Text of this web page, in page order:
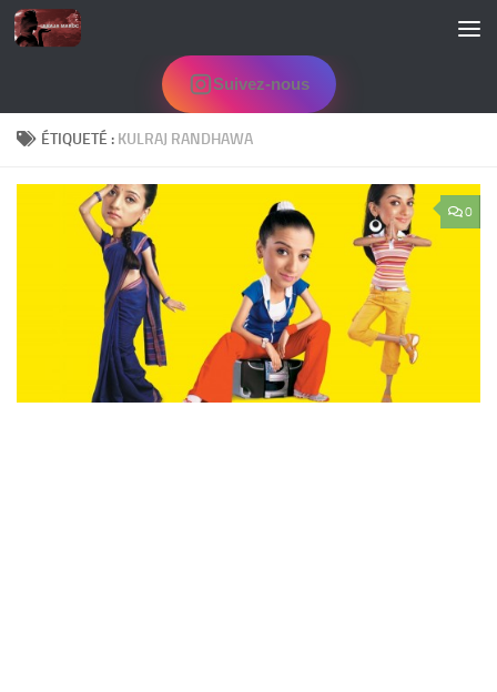
Skip to content
Suivez-nous
ÉTIQUETÉ : KULRAJ RANDHAWA
0